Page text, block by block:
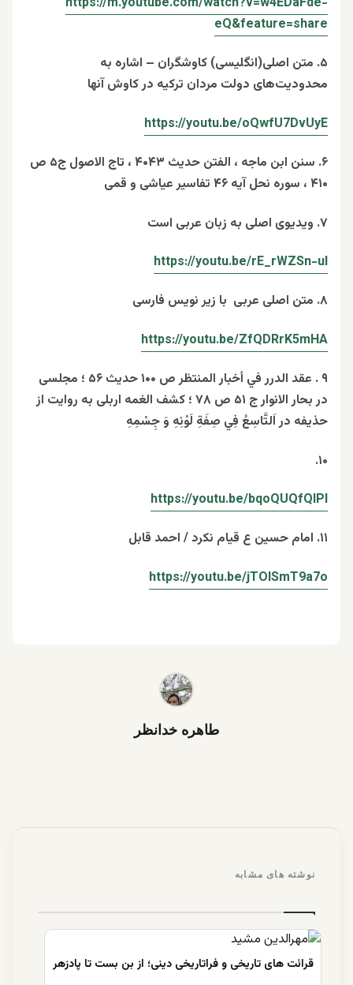
eQ&feature=share
۵. متن اصلی(انگلیسی) کاوشگران – اشاره به
محدودیت‌های دولت مردان ترکیه در کاوش آنها
https://youtu.be/oQwfU7DvUyE
۶. سنن ابن ماجه ، الفتن حدیث ۴۰۴۳ ، تاج الاصول ج۵ ص
۴۱۰ ، سوره نحل آیه ۴۶ تفاسیر عیاشی و قمی
۷. ویدیوی اصلی به زبان عربی است
https://youtu.be/rE_rWZSn-uI
۸. متن اصلی عربی با زیر نویس فارسی
https://youtu.be/ZfQDRrK5mHA
۹ . عقد الدرر في أخبار المنتظر ص ۱۰۰ حدیث ۵۶ ؛ مجلسی
در بحار الانوار ج ۵۱ ص ۷۸ ؛ کشف الغمه اربلی به روایت از
حذیفه دراَلتَّاسِعُ فِي صِفَةِ لَوْنِهِ وَ جِسْمِهِ
۱۰.
https://youtu.be/bqoQUQfQlPI
۱۱. امام حسین ع قیام نکرد / احمد قابل
https://youtu.be/jTOISmT9a7o
طاهره خدانظر
نوشته های مشابه